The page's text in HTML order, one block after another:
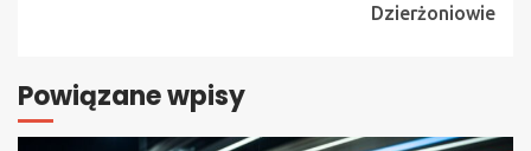
Dzierżoniowie
Powiązane wpisy